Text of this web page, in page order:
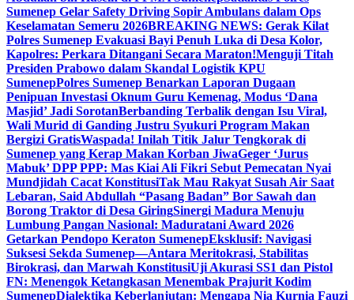
Sumenep Gelar Safety Driving Sopir Ambulans dalam Ops
Keselamatan Semeru 2026BREAKING NEWS: Gerak Kilat
Polres Sumenep Evakuasi Bayi Penuh Luka di Desa Kolor,
Kapolres: Perkara Ditangani Secara Maraton!Menguji Titah
Presiden Prabowo dalam Skandal Logistik KPU
SumenepPolres Sumenep Benarkan Laporan Dugaan
Penipuan Investasi Oknum Guru Kemenag, Modus ‘Dana
Masjid’ Jadi SorotanBerbanding Terbalik dengan Isu Viral,
Wali Murid di Ganding Justru Syukuri Program Makan
Bergizi GratisWaspada! Inilah Titik Jalur Tengkorak di
Sumenep yang Kerap Makan Korban JiwaGeger ‘Jurus
Mabuk’ DPP PPP: Mas Kiai Ali Fikri Sebut Pemecatan Nyai
Mundjidah Cacat KonstitusiTak Mau Rakyat Susah Air Saat
Lebaran, Said Abdullah “Pasang Badan” Bor Sawah dan
Borong Traktor di Desa GiringSinergi Madura Menuju
Lumbung Pangan Nasional: Maduratani Award 2026
Getarkan Pendopo Keraton SumenepEksklusif: Navigasi
Suksesi Sekda Sumenep—Antara Meritokrasi, Stabilitas
Birokrasi, dan Marwah KonstitusiUji Akurasi SS1 dan Pistol
FN: Menengok Ketangkasan Menembak Prajurit Kodim
SumenepDialektika Keberlanjutan: Mengapa Nia Kurnia Fauzi